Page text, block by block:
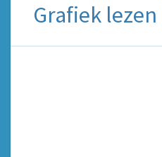
Grafiek lezen